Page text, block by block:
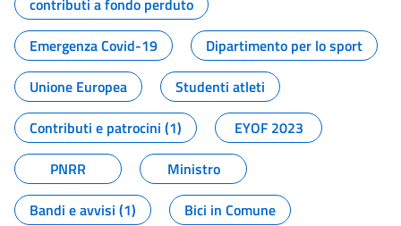
contributi a fondo perduto
Emergenza Covid-19
Dipartimento per lo sport
Unione Europea
Studenti atleti
Contributi e patrocini (1)
EYOF 2023
PNRR
Ministro
Bandi e avvisi (1)
Bici in Comune